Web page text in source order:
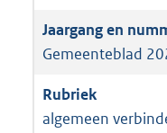
Gemeenteblad
algemeen